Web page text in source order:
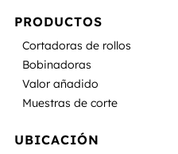
PRODUCTOS
Cortadoras de rollos
Bobinadoras
Valor añadido
Muestras de corte
UBICACIÓN